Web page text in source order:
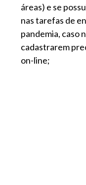
áreas) e se
nas tarefas de
pandemia, caso
cadastrarem
on-line;